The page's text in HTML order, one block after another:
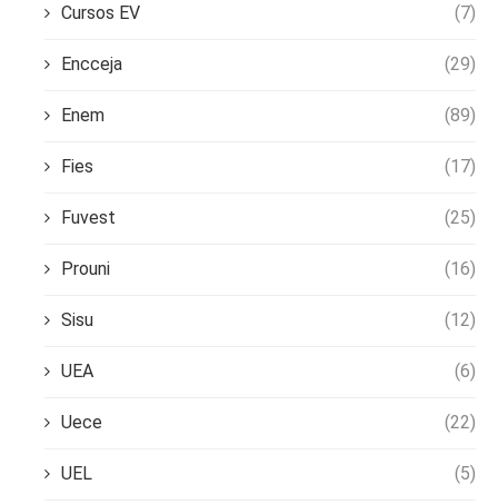
Cursos EV (7)
Encceja (29)
Enem (89)
Fies (17)
Fuvest (25)
Prouni (16)
Sisu (12)
UEA (6)
Uece (22)
UEL (5)